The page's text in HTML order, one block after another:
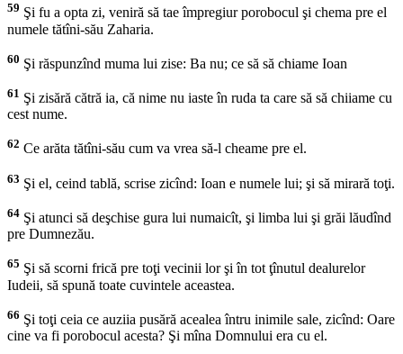
59 Şi fu a opta zi, veniră să tae împregiur porobocul şi chema pre el
numele tătîni-său Zaharia.
60 Şi răspunzînd muma lui zise: Ba nu; ce să să chiame Ioan
61 Şi zisără cătră ia, că nime nu iaste în ruda ta care să să chiiame cu
cest nume.
62 Ce arăta tătîni-său cum va vrea să-l cheame pre el.
63 Şi el, ceind tablă, scrise zicînd: Ioan e numele lui; şi să mirară toţi.
64 Şi atunci să deşchise gura lui numaicît, şi limba lui şi grăi lăudînd
pre Dumnezău.
65 Şi să scorni frică pre toţi vecinii lor şi în tot ţînutul dealurelor
Iudeii, să spună toate cuvintele aceastea.
66 Şi toţi ceia ce auziia pusără acealea întru inimile sale, zicînd: Oare
cine va fi porobocul acesta? Şi mîna Domnului era cu el.